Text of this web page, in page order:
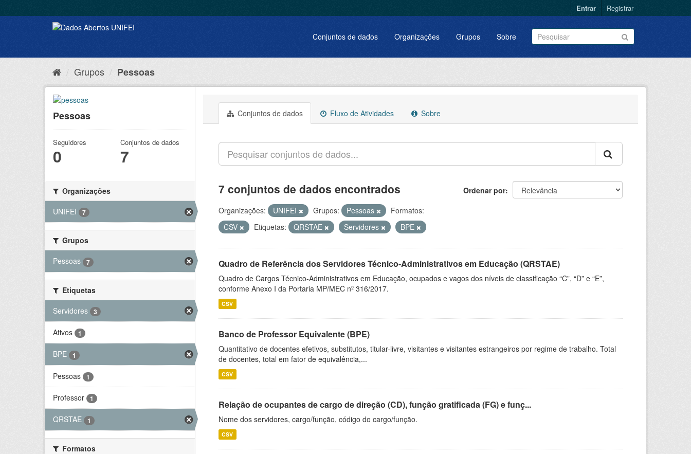
Entrar Registrar
Conjuntos de dados Organizações Grupos Sobre
Grupos Pessoas
Pessoas
Seguidores
0
Conjuntos de dados
7
Organizações
UNIFEI
7
Grupos
Pessoas
7
Etiquetas
Servidores
3
Ativos 1
BPE 1
Pessoas 1
Professor 1
QRSTAE 1
Formatos
Conjuntos de dados Fluxo de Atividades Sobre
Ordenar por
7 conjuntos de dados encontrados
Organizações: UNIFEI Grupos: Pessoas
Formatos:
CSV
Etiquetas: QRSTAE Servidores BPE
Quadro de Referência dos Servidores Técnico-Administrativos em Educação (QRSTAE)
Quadro de Cargos Técnico-Administrativos em Educação, ocupados e vagos dos níveis de classificação “C”, “D” e “E”,
conforme Anexo I da Portaria MP/MEC nº 316/2017.
CSV
Banco de Professor Equivalente (BPE)
Quantitativo de docentes efetivos, substitutos, titular-livre, visitantes e visitantes estrangeiros por regime de trabalho. Total
de docentes, total em fator de equivalência,...
CSV
Relação de ocupantes de cargo de direção (CD), função gratificada (FG) e funç...
Nome dos servidores, cargo/função, código do cargo/função.
CSV